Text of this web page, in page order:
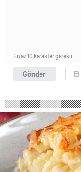
Gönder
En az 10 karakter gerekli